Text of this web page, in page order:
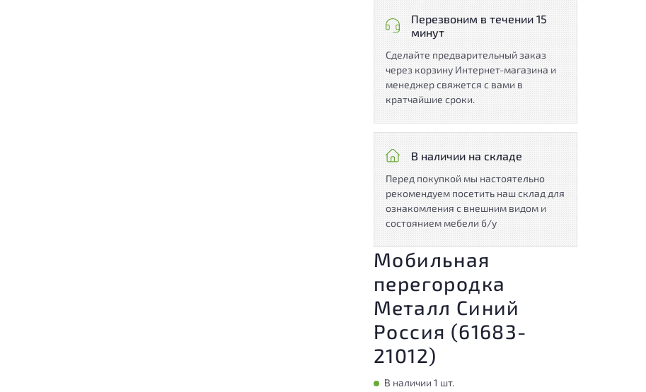
Перезвоним в течении 15
минут
Сделайте предварительный заказ
через корзину Интернет-магазина и
менеджер свяжется с вами в
кратчайшие сроки.
В наличии на складе
Перед покупкой мы настоятельно
рекомендуем посетить наш склад для
ознакомления с внешним видом и
состоянием мебели б/у
Мобильная
перегородка
Металл Синий
Россия (61683-
21012)
В наличии 1 шт.